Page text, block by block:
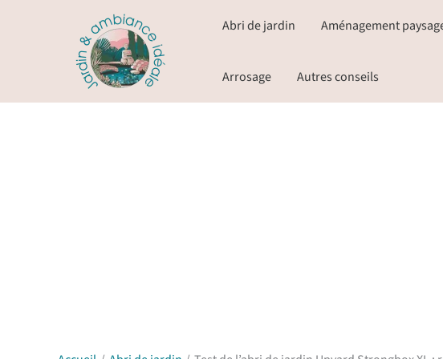
Abri de jardin Aménagement
Arrosage Autres conseils